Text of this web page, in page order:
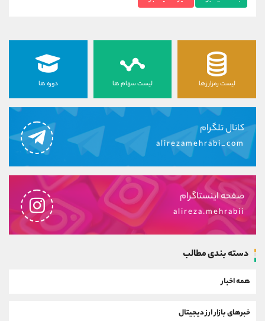
لیست رمزارزها لیست سهام ها دوره ها
کانال تلگرام
alirezamehrabi_com
صفحه اینستاگرام
alireza.mehrabii
دسته بندی مطالب
همه اخبار
خبرهای بازار ارز دیجیتال